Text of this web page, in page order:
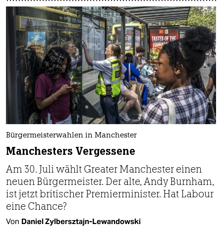
Bürgermeisterwahlen in Manchester
Manchesters Vergessene
Am 30. Juli wählt Greater Manchester einen
neuen Bürgermeister. Der alte, Andy Burnham,
ist jetzt britischer Premierminister. Hat Labour
eine Chance?
Von Daniel Zylbersztajn-Lewandowski